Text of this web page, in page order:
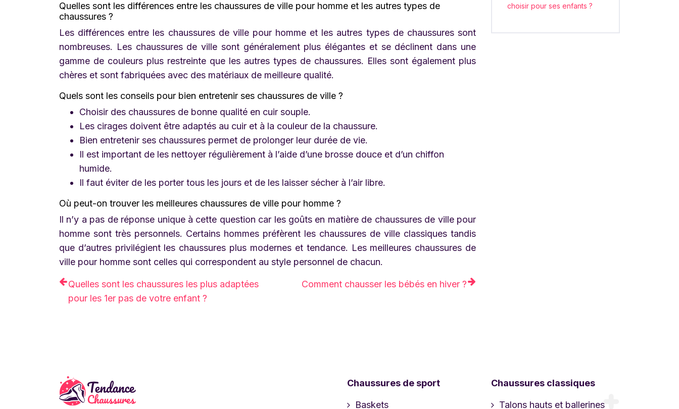
Quelles sont les différences entre les chaussures de ville pour homme et les autres types de
chaussures ?
Les différences entre les chaussures de ville pour homme et les autres types de chaussures sont
nombreuses. Les chaussures de ville sont généralement plus élégantes et se déclinent dans une
gamme de couleurs plus restreinte que les autres types de chaussures. Elles sont également plus
chères et sont fabriquées avec des matériaux de meilleure qualité.
Quels sont les conseils pour bien entretenir ses chaussures de ville ?
Choisir des chaussures de bonne qualité en cuir souple.
Les cirages doivent être adaptés au cuir et à la couleur de la chaussure.
Bien entretenir ses chaussures permet de prolonger leur durée de vie.
Il est important de les nettoyer régulièrement à l’aide d’une brosse douce et d’un chiffon
humide.
Il faut éviter de les porter tous les jours et de les laisser sécher à l’air libre.
Où peut-on trouver les meilleures chaussures de ville pour homme ?
Il n’y a pas de réponse unique à cette question car les goûts en matière de chaussures de ville pour
homme sont très personnels. Certains hommes préfèrent les chaussures de ville classiques tandis
que d’autres privilégient les chaussures plus modernes et tendance. Les meilleures chaussures de
ville pour homme sont celles qui correspondent au style personnel de chacun.
Quelles sont les chaussures les plus adaptées
pour les 1er pas de votre enfant ?
Comment chausser les bébés en hiver ?
choisir pour ses enfants ?
Chaussures de sport
Baskets
Chaussures classiques
Talons hauts et ballerines